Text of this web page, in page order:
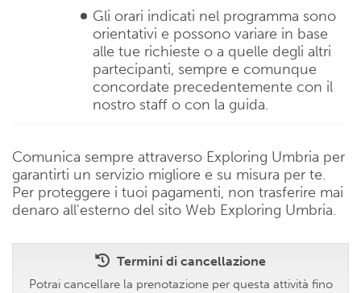
Gli orari indicati nel programma sono
orientativi e possono variare in base
alle tue richieste o a quelle degli altri
partecipanti, sempre e comunque
concordate precedentemente con il
nostro staff o con la guida.
Comunica sempre attraverso Exploring Umbria per
garantirti un servizio migliore e su misura per te.
Per proteggere i tuoi pagamenti, non trasferire mai
denaro all'esterno del sito Web Exploring Umbria.
Termini di cancellazione
Potrai cancellare la prenotazione per questa attività fino